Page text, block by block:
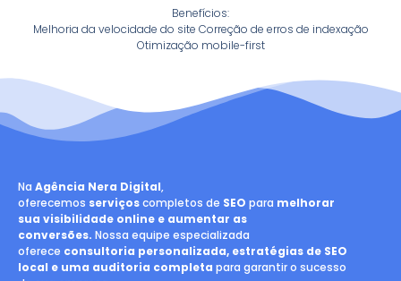
Benefícios:
Melhoria da velocidade do site Correção de erros de indexação
Otimização mobile-first
Na Agência Nera Digital,
oferecemos serviçoscompletos de SEO para melhorar
sua visibilidade online e aumentar as
conversões. Nossa equipe especializada
oferece consultoria personalizada, estratégias de SEO
local e uma auditoria completa para garantir o sucesso